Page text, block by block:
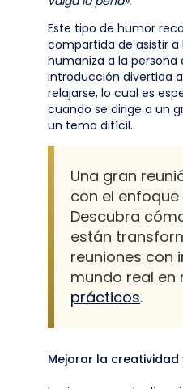
Este tipo de humor
compartida de asistir a
humaniza a la persona
introducción divertida
relajarse, lo cual es
cuando se dirige a un
un tema difícil.
Una gran
con el
Descubra
están
reuniones con
mundo real en
prácticos.
Mejorar la